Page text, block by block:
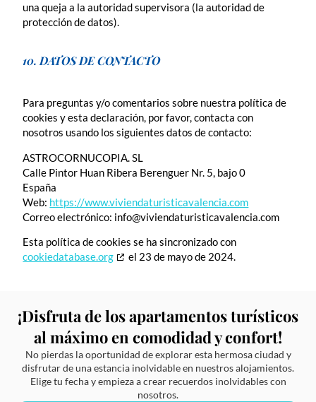
una queja a la autoridad supervisora (la autoridad de
protección de datos).
10. DATOS DE CONTACTO
Para preguntas y/o comentarios sobre nuestra política de
cookies y esta declaración, por favor, contacta con
nosotros usando los siguientes datos de contacto:
ASTROCORNUCOPIA. SL
Calle Pintor Huan Ribera Berenguer Nr. 5, bajo 0
España
Web: https://www.viviendaturisticavalencia.com
Correo electrónico: info@viviendaturisticavalencia.com
Esta política de cookies se ha sincronizado con
cookiedatabase.org
el 23 de mayo de 2024.
¡Disfruta de los apartamentos turísticos
al máximo en comodidad y confort!
No pierdas la oportunidad de explorar esta hermosa ciudad y
disfrutar de una estancia inolvidable en nuestros alojamientos.
Elige tu fecha y empieza a crear recuerdos inolvidables con
nosotros.